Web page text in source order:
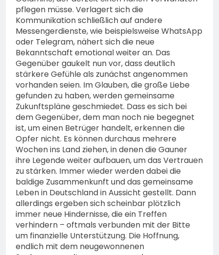
pflegen müsse. Verlagert sich die
Kommunikation schließlich auf andere
Messengerdienste, wie beispielsweise WhatsApp
oder Telegram, nähert sich die neue
Bekanntschaft emotional weiter an. Das
Gegenüber gaukelt nun vor, dass deutlich
stärkere Gefühle als zunächst angenommen
vorhanden seien. Im Glauben, die große Liebe
gefunden zu haben, werden gemeinsame
Zukunftspläne geschmiedet. Dass es sich bei
dem Gegenüber, dem man noch nie begegnet
ist, um einen Betrüger handelt, erkennen die
Opfer nicht. Es können durchaus mehrere
Wochen ins Land ziehen, in denen die Gauner
ihre Legende weiter aufbauen, um das Vertrauen
zu stärken. Immer wieder werden dabei die
baldige Zusammenkunft und das gemeinsame
Leben in Deutschland in Aussicht gestellt. Dann
allerdings ergeben sich scheinbar plötzlich
immer neue Hindernisse, die ein Treffen
verhindern – oftmals verbunden mit der Bitte
um finanzielle Unterstützung. Die Hoffnung,
endlich mit dem neugewonnenen